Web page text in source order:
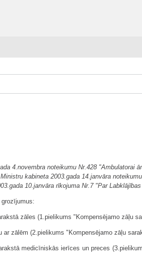
4.novembra noteikumu Nr.428 "Ambulatorai
kabineta 2003.gada 14.janvāra
10.janvāra rīkojuma Nr.7 "Par
zāles (1.pielikums "Kompensējamo zāļu
zālēm (2.pielikums "Kompensējamo zāļu
medicīniskās ierīces un preces